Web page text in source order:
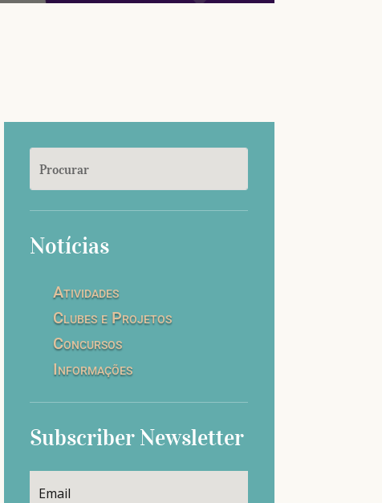
Notícias
Atividades
Clubes e Projetos
Concursos
Informações
Subscriber Newsletter